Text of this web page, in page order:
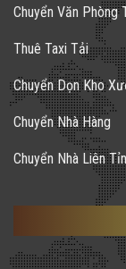
Chuyển Văn Phòng
Thuê Taxi Tải
Chuyển Dọn Kho
Chuyển Nhà Hàng
Chuyển Nhà Liên